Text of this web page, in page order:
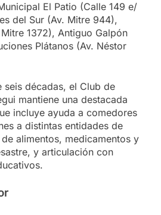
El Patio (Calle 149 e/
del Sur (Av. Mitre 944),
1372), Antiguo Galpón
Plátanos (Av. Néstor
seis décadas, el Club de
mantiene una destacada
incluye ayuda a comedores
a distintas entidades de
alimentos, medicamentos y
y articulación con